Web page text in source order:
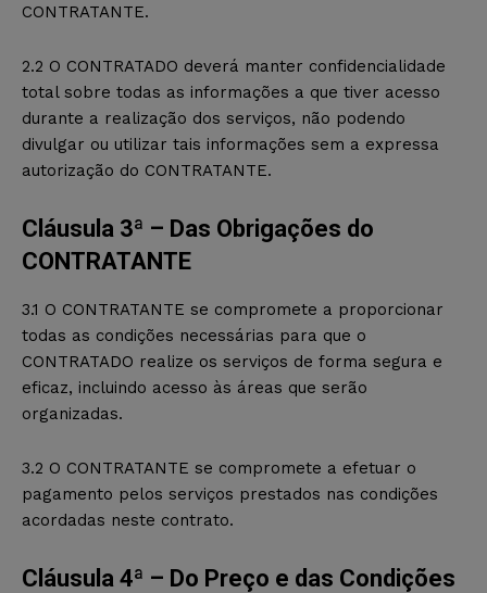
CONTRATANTE.
2.2 O CONTRATADO deverá manter confidencialidade
total sobre todas as informações a que tiver acesso
durante a realização dos serviços, não podendo
divulgar ou utilizar tais informações sem a expressa
autorização do CONTRATANTE.
Cláusula 3ª – Das Obrigações do
CONTRATANTE
3.1 O CONTRATANTE se compromete a proporcionar
todas as condições necessárias para que o
CONTRATADO realize os serviços de forma segura e
eficaz, incluindo acesso às áreas que serão
organizadas.
3.2 O CONTRATANTE se compromete a efetuar o
pagamento pelos serviços prestados nas condições
acordadas neste contrato.
Cláusula 4ª – Do Preço e das Condições